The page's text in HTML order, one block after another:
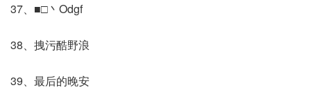
37、■□丶Odgf
38、拽污酷野浪
39、最后的晚安